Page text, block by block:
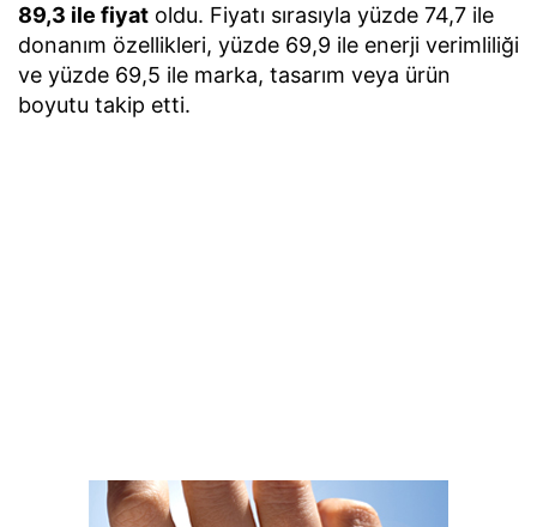
89,3 ile fiyat oldu. Fiyatı sırasıyla yüzde 74,7 ile
donanım özellikleri, yüzde 69,9 ile enerji verimliliği
ve yüzde 69,5 ile marka, tasarım veya ürün
boyutu takip etti.